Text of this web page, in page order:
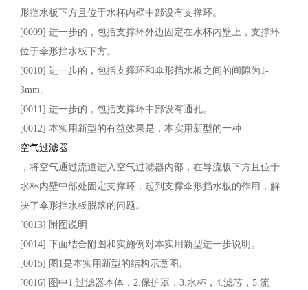
形挡水板下方且位于水杯内壁中部设有支撑环。
[0009] 进一步的，包括支撑环外边固定在水杯内壁上，支撑环
位于伞形挡水板下方。
[0010] 进一步的，包括支撑环和伞形挡水板之间的间隙为1-
3mm。
[0011] 进一步的，包括支撑环中部设有通孔。
[0012] 本实用新型的有益效果是，本实用新型的一种
空气过滤器
，将空气通过流道进入空气过滤器内部，在导流板下方且位于
水杯内壁中部处固定支撑环，起到支撑伞形挡水板的作用，解
决了伞形挡水板脱落的问题。
[0013] 附图说明
[0014] 下面结合附图和实施例对本实用新型进一步说明。
[0015] 图1是本实用新型的结构示意图。
[0016] 图中1.过滤器本体，2.保护罩，3.水杯，4.滤芯，5.流